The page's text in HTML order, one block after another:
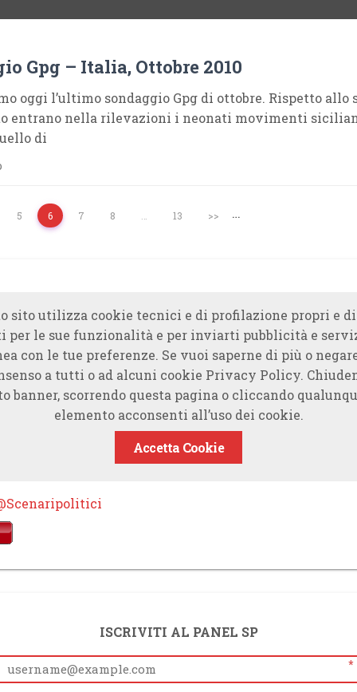
Gpg – Italia, Ottobre 2010
oggi l’ultimo sondaggio Gpg di ottobre. Rispetto allo
entrano nella rilevazioni i neonati movimenti
di
…
5 6 7 8 13 >>
sito utilizza cookie tecnici e di profilazione propri e
per le sue funzionalità e per inviarti pubblicità e
con le tue preferenze. Se vuoi saperne di più o
a tutti o ad alcuni cookie Privacy Policy.
banner, scorrendo questa pagina o cliccando
elemento acconsenti all’uso dei cookie.
Accetta Cookie
ISCRIVITI AL PANEL SP
*